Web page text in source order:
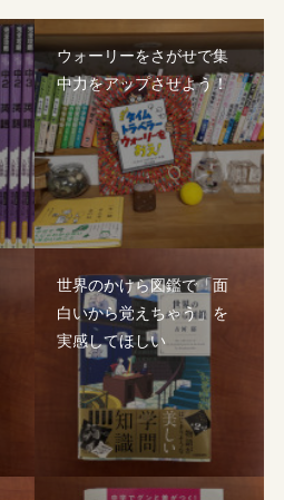
ウォーリーをさがせで集
中力をアップさせよう！
世界のかけら図鑑で「面
白いから覚えちゃう」を
実感してほしい